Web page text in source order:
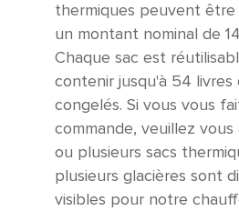
thermiques peuvent
un montant nominal de
Chaque sac est
contenir jusqu'à 54 livres
congelés. Si vous vous
commande, veuillez vous
ou plusieurs sacs
plusieurs glacières sont
visibles pour notre